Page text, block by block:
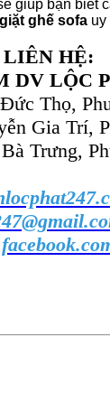
giúp bạn biết
ghế sofa uy
HỆ:
DV LỘC
Thọ,
Gia Trí,
Trưng,